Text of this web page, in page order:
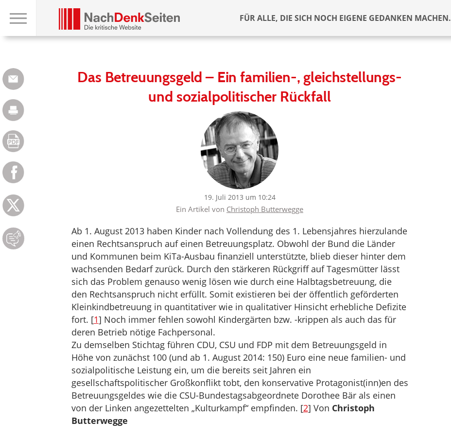
FÜR ALLE, DIE SICH NOCH EIGENE GEDANKEN MACHEN.
Das Betreuungsgeld – Ein familien-, gleichstellungs-
und sozialpolitischer Rückfall
19. Juli 2013 um 10:24
Ein Artikel von Christoph Butterwegge
Ab 1. August 2013 haben Kinder nach Vollendung des 1. Lebensjahres hierzulande
einen Rechtsanspruch auf einen Betreuungsplatz. Obwohl der Bund die Länder
und Kommunen beim KiTa-Ausbau finanziell unterstützte, blieb dieser hinter dem
wachsenden Bedarf zurück. Durch den stärkeren Rückgriff auf Tagesmütter lässt
sich das Problem genauso wenig lösen wie durch eine Halbtagsbetreuung, die
den Rechtsanspruch nicht erfüllt. Somit existieren bei der öffentlich geförderten
Kleinkindbetreuung in quantitativer wie in qualitativer Hinsicht erhebliche Defizite
fort. [1] Noch immer fehlen sowohl Kindergärten bzw. -krippen als auch das für
deren Betrieb nötige Fachpersonal.
Zu demselben Stichtag führen CDU, CSU und FDP mit dem Betreuungsgeld in
Höhe von zunächst 100 (und ab 1. August 2014: 150) Euro eine neue familien- und
sozialpolitische Leistung ein, um die bereits seit Jahren ein
gesellschaftspolitischer Großkonflikt tobt, den konservative Protagonist(inn)en des
Betreuungsgeldes wie die CSU-Bundestagsabgeordnete Dorothee Bär als einen
von der Linken angezettelten „Kulturkampf“ empfinden. [2] Von Christoph
Butterwegge